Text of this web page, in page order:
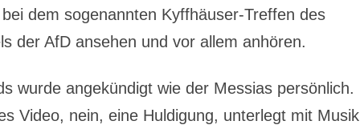
dem sogenannten Kyffhäuser-Treffen des
der AfD ansehen und vor allem anhören.
wurde angekündigt wie der Messias persönlich.
Video, nein, eine Huldigung, unterlegt mit Musik